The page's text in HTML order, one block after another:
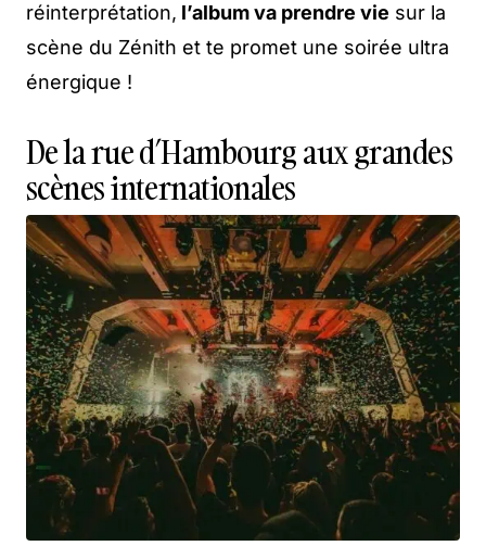
réinterprétation, l’album va prendre vie sur la
scène du Zénith et te promet une soirée ultra
énergique !
De la rue d’Hambourg aux grandes
scènes internationales